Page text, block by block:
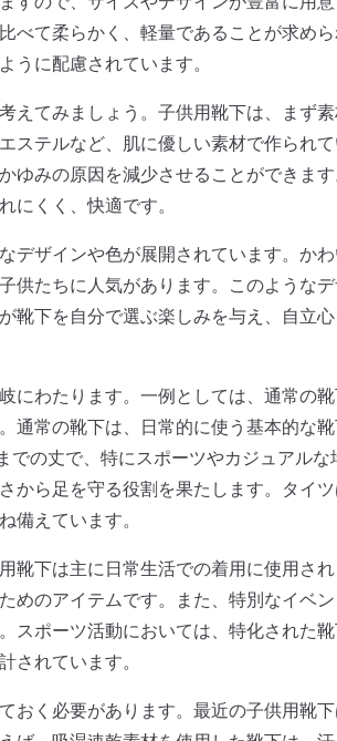
べて柔らかく、軽量であることが求め
うに配慮されています。
えてみましょう。子供用靴下は、まず
ステルなど、肌に優しい素材で作られ
ゆみの原因を減少させることができま
にくく、快適です。
デザインや色が展開されています。か
供たちに人気があります。このような
靴下を自分で選ぶ楽しみを与え、自立
にわたります。一例としては、通常の
通常の靴下は、日常的に使う基本的な
での丈で、特にスポーツやカジュアル
から足を守る役割を果たします。タイ
備えています。
靴下は主に日常生活での着用に使用さ
めのアイテムです。また、特別なイベ
スポーツ活動においては、特化された
されています。
おく必要があります。最近の子供用靴